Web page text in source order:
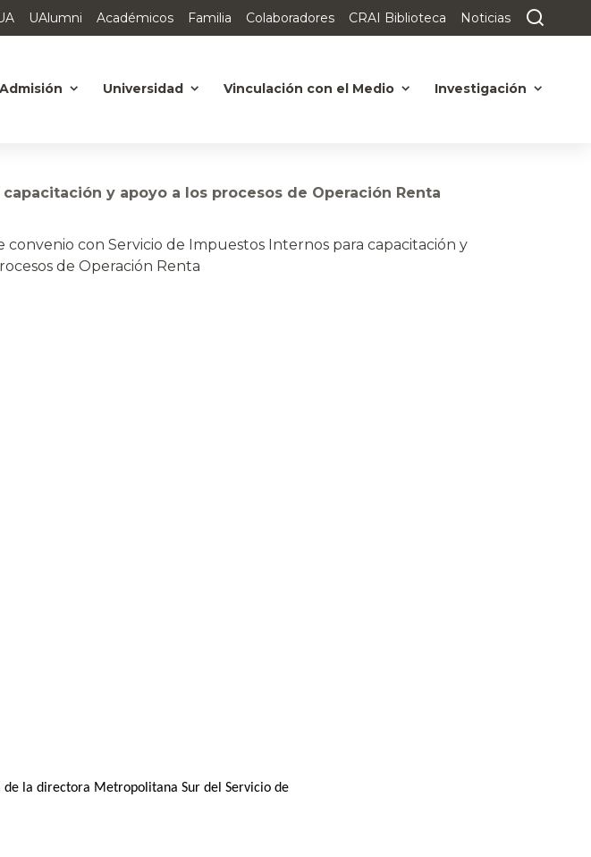
UAlumni Académicos Familia Colaboradores CRAI Biblioteca Noticias
Admisión Universidad Vinculación con el Medio Investigación
y apoyo a los procesos de Operación Renta
de la directora Metropolitana Sur del Servicio de